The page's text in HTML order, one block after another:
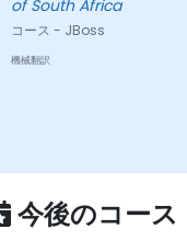
of South Africa
コース - JBoss
機械翻訳
今後のコース